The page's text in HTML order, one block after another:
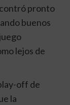
pronto
buenos
lejos de
off de
la